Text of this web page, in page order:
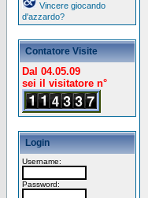
Vincere giocando
d'azzardo?
Contatore Visite
Dal 04.05.09
sei il visitatore n°
Login
Username:
Password: